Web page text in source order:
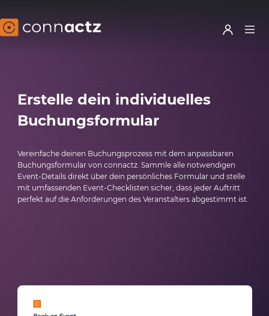
Erstelle dein individuelles
Buchungsformular
Vereinfache deinen Buchungsprozess mit dem anpassbaren
Buchungsformular von connactz. Sammle alle notwendigen
Event-Details direkt über dein persönliches Formular und stelle
mit umfassenden Event-Checklisten sicher, dass jeder Auftritt
perfekt auf die Anforderungen des Veranstalters abgestimmt ist.